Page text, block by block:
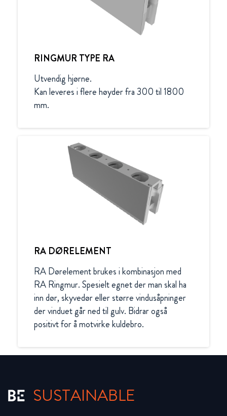
RINGMUR TYPE RA
Utvendig hjørne.
Kan leveres i flere høyder fra 300 til 1800
mm.
RA DØRELEMENT
RA Dørelement brukes i kombinasjon med
RA Ringmur. Spesielt egnet der man skal ha
inn dør, skyvedør eller større vindusåpninger
der vinduet går ned til gulv. Bidrar også
positivt for å motvirke kuldebro.
SUSTAINABLE